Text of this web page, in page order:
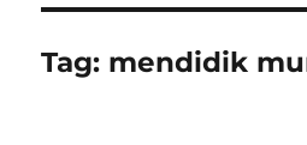
Tag: mendidik